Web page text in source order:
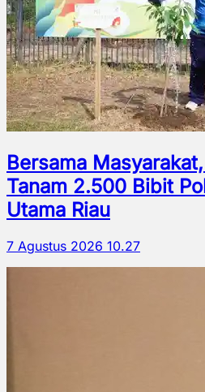
Bersama
Tanam 2.500 Bibit
Utama Riau
7 Agustus 2026 10.27